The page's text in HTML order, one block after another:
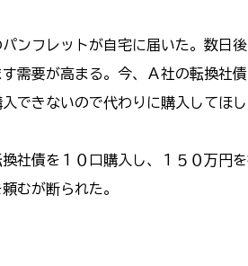
ンフレットが自宅に届いた。数日
需要が高まる。今、Ａ社の転換社
できないので代わりに購入してほ
社債を１０口購入し、１５０万円
むが断られた。